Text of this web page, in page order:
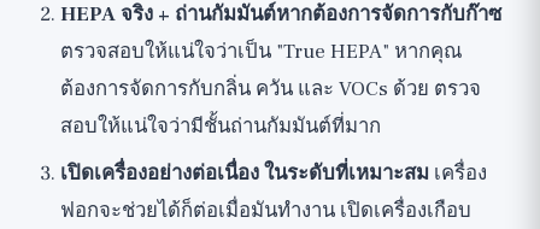
HEPA จริง + ถ่านกัมมันต์หากต้องการจัดการกับก๊าซ
ตรวจสอบให้แน่ใจว่าเป็น "True HEPA" หากคุณ
ต้องการจัดการกับกลิ่น ควัน และ VOCs ด้วย ตรวจ
สอบให้แน่ใจว่ามีชั้นถ่านกัมมันต์ที่มาก
เปิดเครื่องอย่างต่อเนื่อง ในระดับที่เหมาะสม เครื่อง
ฟอกจะช่วยได้ก็ต่อเมื่อมันทำงาน เปิดเครื่องเกือบ